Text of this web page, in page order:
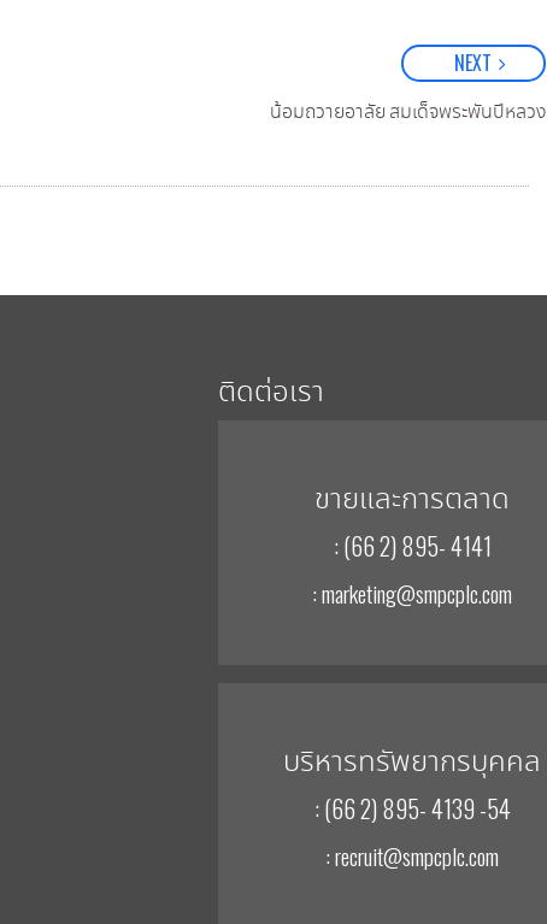
NEXT
น้อมถวายอาลัย สมเด็จพระพันปีหลวง
ติดต่อเรา
ขายและการตลาด
: (66 2) 895- 4141
: marketing@smpcplc.com
บริหารทรัพยากรบุคคล
: (66 2) 895- 4139 -54
: recruit@smpcplc.com